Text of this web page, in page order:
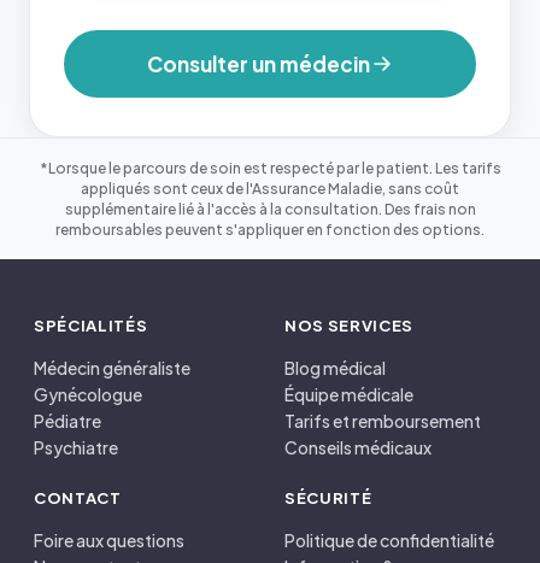
Consulter un médecin
*Lorsque le parcours de soin est respecté par le patient. Les tarifs
appliqués sont ceux de l'Assurance Maladie, sans coût
supplémentaire lié à l'accès à la consultation. Des frais non
remboursables peuvent s'appliquer en fonction des options.
SPÉCIALITÉS
Médecin généraliste
Gynécologue
Pédiatre
Psychiatre
NOS SERVICES
Blog médical
Équipe médicale
Tarifs et remboursement
Conseils médicaux
CONTACT
Foire aux questions
SÉCURITÉ
Politique de confidentialité